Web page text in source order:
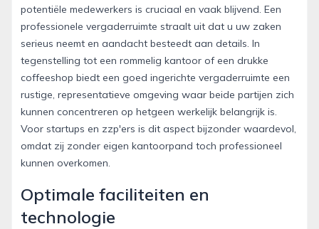
potentiële medewerkers is cruciaal en vaak blijvend. Een
professionele vergaderruimte straalt uit dat u uw zaken
serieus neemt en aandacht besteedt aan details. In
tegenstelling tot een rommelig kantoor of een drukke
coffeeshop biedt een goed ingerichte vergaderruimte een
rustige, representatieve omgeving waar beide partijen zich
kunnen concentreren op hetgeen werkelijk belangrijk is.
Voor startups en zzp'ers is dit aspect bijzonder waardevol,
omdat zij zonder eigen kantoorpand toch professioneel
kunnen overkomen.
Optimale faciliteiten en
technologie